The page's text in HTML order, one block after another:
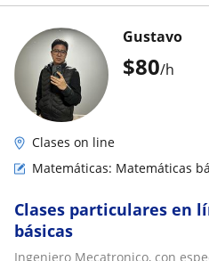
$80/h
Gustavo
Clases on line
Matemáticas: Matemáticas
Clases particulares en
básicas
Ingeniero Mecatronico, con